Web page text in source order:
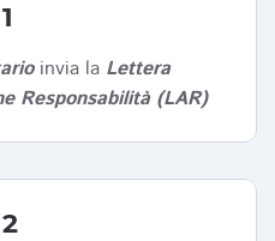
invia la Lettera
Responsabilità (LAR)